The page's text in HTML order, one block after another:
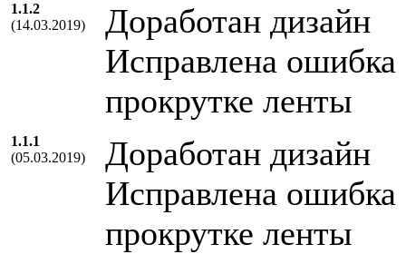
1.1.2
(14.03.2019)
Доработан дизайн
Исправлена
прокрутке ленты
1.1.1
(05.03.2019)
Доработан дизайн
Исправлена
прокрутке ленты